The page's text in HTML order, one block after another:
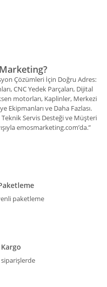
Çözümleri İçin Doğru Adres:
CNC Yedek Parçaları, Dijital
motorları, Kaplinler, Merkezi
Ekipmanları ve Daha Fazlası.
Servis Desteği ve Müşteri
emosmarketing.com’da.”
paketleme